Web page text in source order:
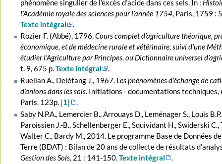
phénomène singulier de l’excès d’acide dans ces sels. In :
l’Académie royale des sciences pour l’année 1754, Paris, 1759 :
Texte intégral
.
Rozier F. (Abbé), 1796.Cours complet d’agriculture théorique,
économique, et de médecine rurale et vétérinaire, suivi d’une
étudier l’Agriculture par Principes, ou Dictionnaire universel
t. 9, 675 p.Texte intégral
.
Ruellan A., Delétang J., 1967. Les phénomènes d’échange de
d’anions dans les sols. Initiations - documentations techniques,
Paris. 123p.[1]
.
Saby N.P.A., Lemercier B., Arrouays D., Leménager S., Louis
Paroissien J.-B., Schellenberger E., Squividant H., Swiderski C.,
Walter C., Bardy M., 2014. Le programme Base de Données
Terre (BDAT) : Bilan de 20 ans de collecte de résultats
Gestion des Sols, 21 : 141-150. Texte intégral